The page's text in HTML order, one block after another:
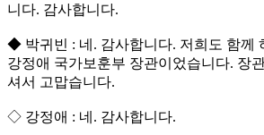
니다. 감사합니다.
◆ 박귀빈 : 네. 감사합니다. 저희도 함께
강정애 국가보훈부 장관이었습니다. 장
셔서 고맙습니다.
◇ 강정애 : 네. 감사합니다.